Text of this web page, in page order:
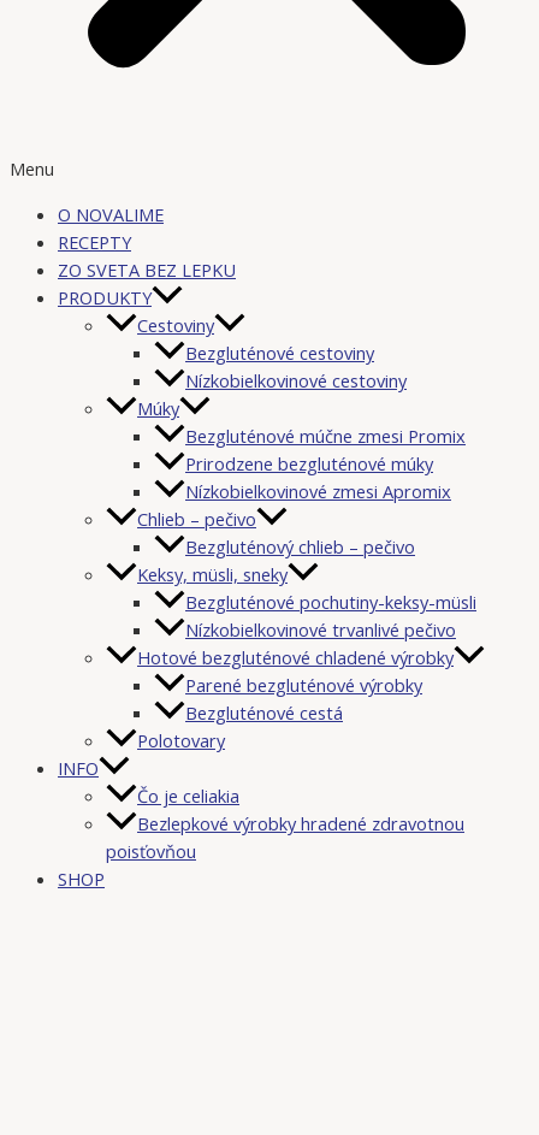
Menu
O NOVALIME
RECEPTY
ZO SVETA BEZ LEPKU
PRODUKTY
Cestoviny
Bezgluténové cestoviny
Nízkobielkovinové cestoviny
Múky
Bezgluténové múčne zmesi Promix
Prirodzene bezgluténové múky
Nízkobielkovinové zmesi Apromix
Chlieb – pečivo
Bezgluténový chlieb – pečivo
Keksy, müsli, sneky
Bezgluténové pochutiny-keksy-müsli
Nízkobielkovinové trvanlivé pečivo
Hotové bezgluténové chladené výrobky
Parené bezgluténové výrobky
Bezgluténové cestá
Polotovary
INFO
Čo je celiakia
Bezlepkové výrobky hradené zdravotnou
poisťovňou
SHOP